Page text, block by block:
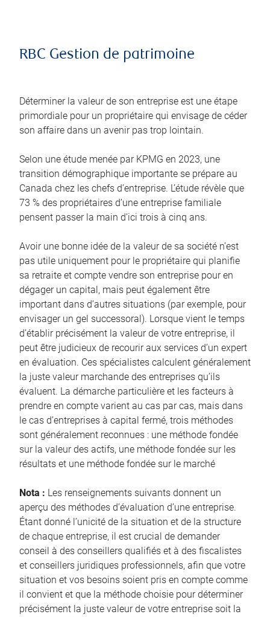
RBC Gestion de patrimoine
Déterminer la valeur de son entreprise est une étape
primordiale pour un propriétaire qui envisage de céder
son affaire dans un avenir pas trop lointain.
Selon une étude menée par KPMG en 2023, une
transition démographique importante se prépare au
Canada chez les chefs d’entreprise. L’étude révèle que
73 % des propriétaires d’une entreprise familiale
pensent passer la main d’ici trois à cinq ans.
Avoir une bonne idée de la valeur de sa société n’est
pas utile uniquement pour le propriétaire qui planifie
sa retraite et compte vendre son entreprise pour en
dégager un capital, mais peut également être
important dans d’autres situations (par exemple, pour
envisager un gel successoral). Lorsque vient le temps
d’établir précisément la valeur de votre entreprise, il
peut être judicieux de recourir aux services d’un expert
en évaluation. Ces spécialistes calculent généralement
la juste valeur marchande des entreprises qu’ils
évaluent. La démarche particulière et les facteurs à
prendre en compte varient au cas par cas, mais dans
le cas d’entreprises à capital fermé, trois méthodes
sont généralement reconnues : une méthode fondée
sur la valeur des actifs, une méthode fondée sur les
résultats et une méthode fondée sur le marché
Nota : Les renseignements suivants donnent un
aperçu des méthodes d’évaluation d’une entreprise.
Étant donné l’unicité de la situation et de la structure
de chaque entreprise, il est crucial de demander
conseil à des conseillers qualifiés et à des fiscalistes
et conseillers juridiques professionnels, afin que votre
situation et vos besoins soient pris en compte comme
il convient et que la méthode choisie pour déterminer
précisément la juste valeur de votre entreprise soit la